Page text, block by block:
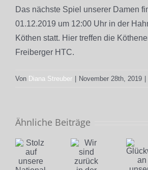
Das nächste Spiel unserer Damen
01.12.2019 um 12:00 Uhr in der
Köthen statt. Hier treffen die
Freiberger HTC.
Von Diana Streuber November 28th, 2019
Ähnliche Beiträge